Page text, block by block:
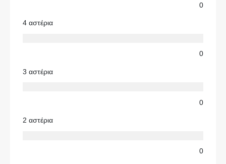
0
4 αστέρια
0
3 αστέρια
0
2 αστέρια
0